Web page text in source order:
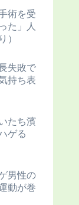
術を受
た」人
）
失敗で
持ち表
たち濱
ゲる
男性の
動が巻